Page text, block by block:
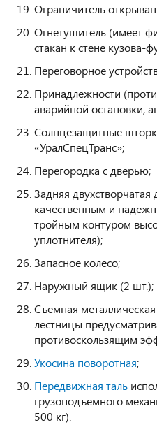
Ограничитель
Огнетушитель (имеет
стакан к стене кузова-
Переговорное
Принадлежности
аварийной остановки,
Солнцезащитные
«УралСпецТранс»;
Перегородка с дверью;
Задняя
качественным и
тройным контуром
уплотнителя);
Запасное колесо;
Наружный ящик (2 шт.);
Съемная
лестницы
противоскользящим
Укосина поворотная;
Передвижная таль
грузоподъемного
500 кг).